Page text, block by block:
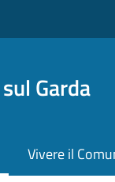
Garda
Vivere il